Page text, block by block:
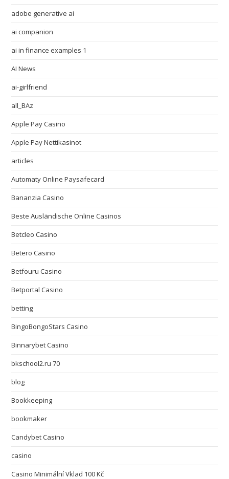
adobe generative ai
ai companion
ai in finance examples 1
AI News
ai-girlfriend
all_BAz
Apple Pay Casino
Apple Pay Nettikasinot
articles
Automaty Online Paysafecard
Bananzia Casino
Beste Ausländische Online Casinos
Betcleo Casino
Betero Casino
Betfouru Casino
Betportal Casino
betting
BingoBongoStars Casino
Binnarybet Casino
bkschool2.ru 70
blog
Bookkeeping
bookmaker
Candybet Casino
casino
Casino Minimální Vklad 100 Kč